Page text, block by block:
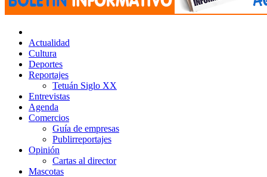
Actualidad
Cultura
Deportes
Reportajes
Tetuán Siglo XX
Entrevistas
Agenda
Comercios
Guía de empresas
Publirreportajes
Opinión
Cartas al director
Mascotas